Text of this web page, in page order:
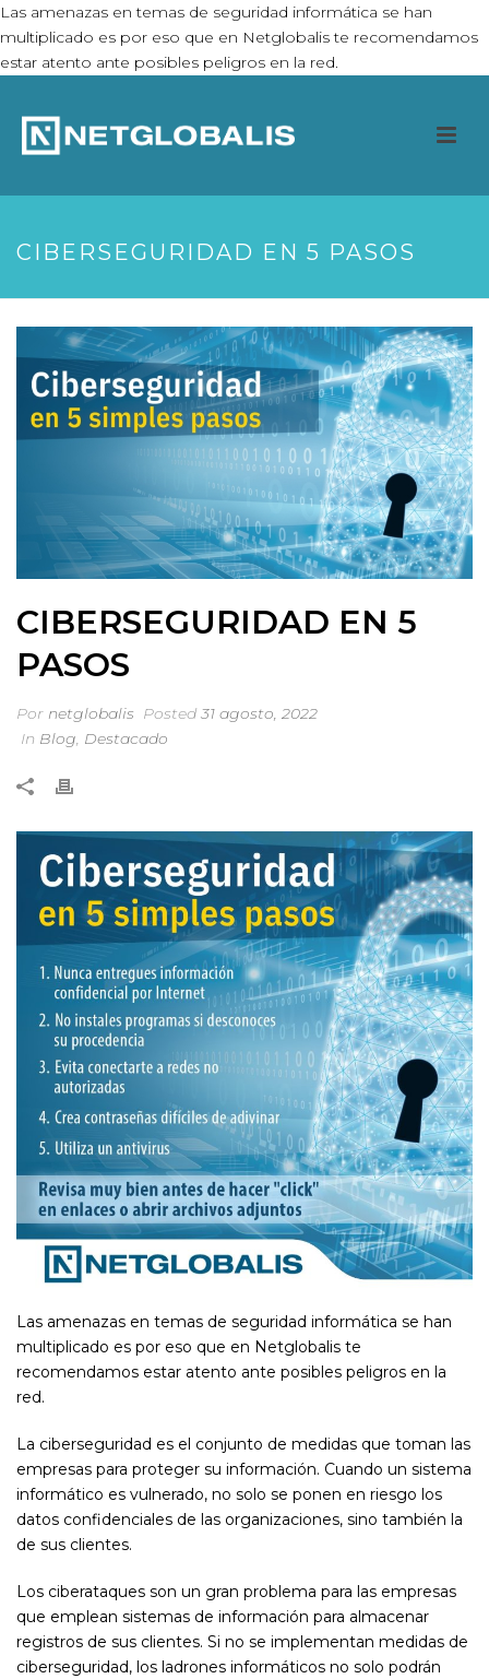
Las amenazas en temas de seguridad informática se han
multiplicado es por eso que en Netglobalis te recomendamos
estar atento ante posibles peligros en la red.
CIBERSEGURIDAD EN 5 PASOS
CIBERSEGURIDAD EN 5
PASOS
Por netglobalis Posted 31 agosto, 2022
In Blog, Destacado
Las amenazas en temas de seguridad informática se han
multiplicado es por eso que en Netglobalis te
recomendamos estar atento ante posibles peligros en la
red.
La ciberseguridad es el conjunto de medidas que toman las
empresas para proteger su información. Cuando un sistema
informático es vulnerado, no solo se ponen en riesgo los
datos confidenciales de las organizaciones, sino también la
de sus clientes.
Los ciberataques son un gran problema para las empresas
que emplean sistemas de información para almacenar
registros de sus clientes. Si no se implementan medidas de
ciberseguridad, los ladrones informáticos no solo podrán